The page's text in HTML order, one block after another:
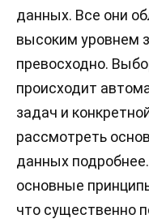
данных. Все они
высоким уровнем
превосходно.
происходит
задач и
рассмотреть
данных
основные
что существенно